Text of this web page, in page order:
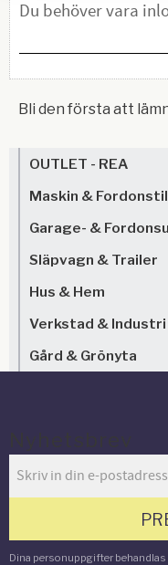
Bli den första att
OUTLET - REA
Maskin &
Garage- &
Släpvagn & Trailer
Hus & Hem
Verkstad & Industri
Gård & Grönyta
Dina personuppgifter behandlas